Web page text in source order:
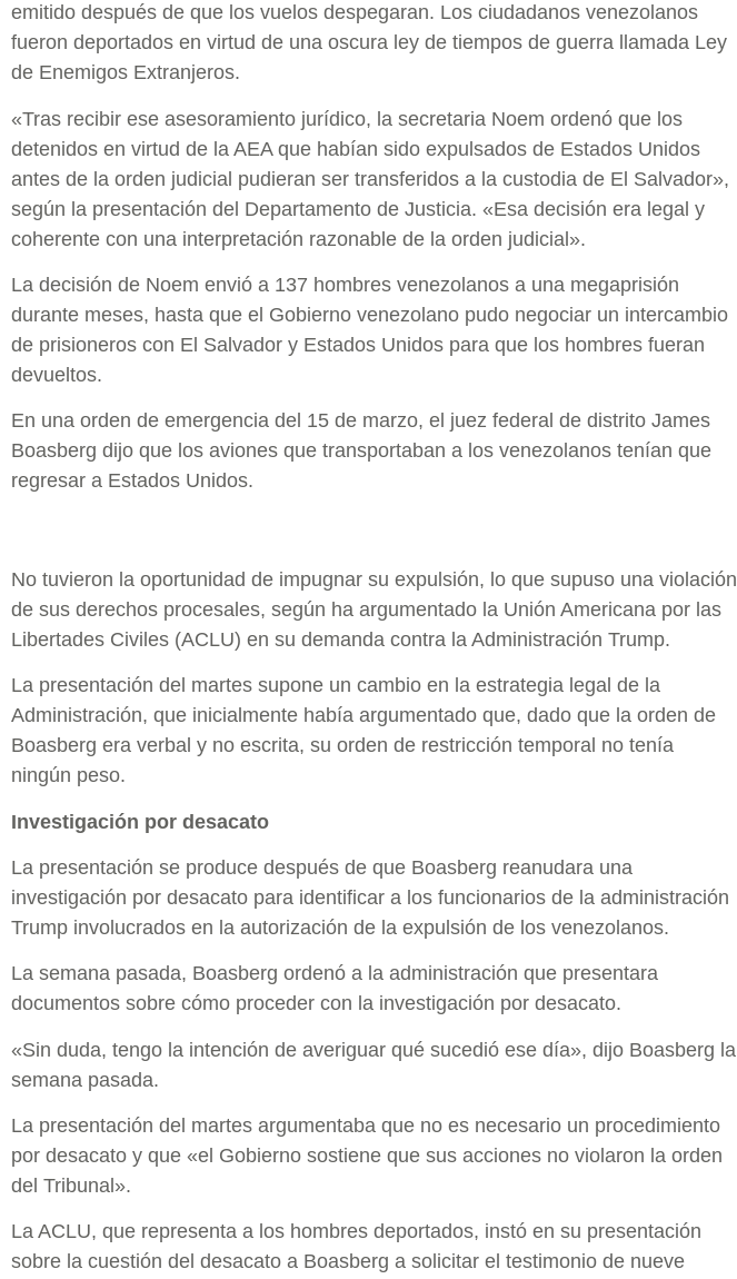
emitido después de que los vuelos despegaran. Los ciudadanos venezolanos
fueron deportados en virtud de una oscura ley de tiempos de guerra llamada Ley
de Enemigos Extranjeros.
«Tras recibir ese asesoramiento jurídico, la secretaria Noem ordenó que los
detenidos en virtud de la AEA que habían sido expulsados de Estados Unidos
antes de la orden judicial pudieran ser transferidos a la custodia de El Salvador»,
según la presentación del Departamento de Justicia. «Esa decisión era legal y
coherente con una interpretación razonable de la orden judicial».
La decisión de Noem envió a 137 hombres venezolanos a una megaprisión
durante meses, hasta que el Gobierno venezolano pudo negociar un intercambio
de prisioneros con El Salvador y Estados Unidos para que los hombres fueran
devueltos.
En una orden de emergencia del 15 de marzo, el juez federal de distrito James
Boasberg dijo que los aviones que transportaban a los venezolanos tenían que
regresar a Estados Unidos.
No tuvieron la oportunidad de impugnar su expulsión, lo que supuso una violación
de sus derechos procesales, según ha argumentado la Unión Americana por las
Libertades Civiles (ACLU) en su demanda contra la Administración Trump.
La presentación del martes supone un cambio en la estrategia legal de la
Administración, que inicialmente había argumentado que, dado que la orden de
Boasberg era verbal y no escrita, su orden de restricción temporal no tenía
ningún peso.
Investigación por desacato
La presentación se produce después de que Boasberg reanudara una
investigación por desacato para identificar a los funcionarios de la administración
Trump involucrados en la autorización de la expulsión de los venezolanos.
La semana pasada, Boasberg ordenó a la administración que presentara
documentos sobre cómo proceder con la investigación por desacato.
«Sin duda, tengo la intención de averiguar qué sucedió ese día», dijo Boasberg la
semana pasada.
La presentación del martes argumentaba que no es necesario un procedimiento
por desacato y que «el Gobierno sostiene que sus acciones no violaron la orden
del Tribunal».
La ACLU, que representa a los hombres deportados, instó en su presentación
sobre la cuestión del desacato a Boasberg a solicitar el testimonio de nueve